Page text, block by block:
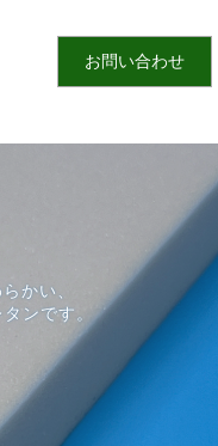
お問い合わせ
かい、
ンです。